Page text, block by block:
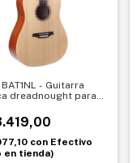
- Guitarra
dreadnought para
con Efectivo
en tienda)